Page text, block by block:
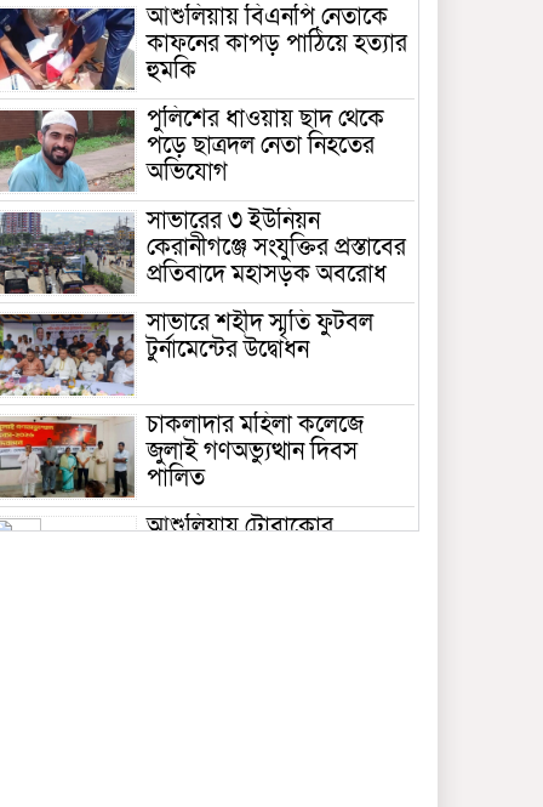
আশুলিয়ায় বিএনপি নেতাকে
কাফনের কাপড় পাঠিয়ে হত্যার
হুমকি
পুলিশের ধাওয়ায় ছাদ থেকে
পড়ে ছাত্রদল নেতা নিহতের
অভিযোগ
সাভারের ৩ ইউনিয়ন
কেরানীগঞ্জে সংযুক্তির প্রস্তাবের
প্রতিবাদে মহাসড়ক অবরোধ
সাভারে শহীদ স্মৃতি ফুটবল
টুর্নামেন্টের উদ্বোধন
চাকলাদার মহিলা কলেজে
জুলাই গণঅভ্যুত্থান দিবস
পালিত
আশুলিয়ায় টোবাকোর